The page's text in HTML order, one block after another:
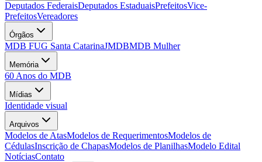
Deputados FederaisDeputados EstaduaisPrefeitosVice-
PrefeitosVereadores
Órgãos
MDB FUG Santa CatarinaJMDBMDB Mulher
Memória
60 Anos do MDB
Mídias
Identidade visual
Arquivos
Modelos de AtasModelos de RequerimentosModelos de
CédulasInscrição de ChapasModelos de PlanilhasModelo Edital
NotíciasContato